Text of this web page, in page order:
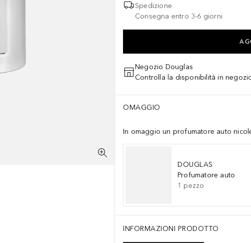
Spedizione
Consegna entro 3-6 giorni
Negozio Douglas
Controlla la disponibilità in
OMAGGIO
In omaggio un profumatore auto
DOUGLAS
Profumatore auto
1 pezzo
INFORMAZIONI PRODOTTO